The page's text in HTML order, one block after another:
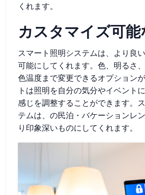
くれます。
カスタマイズ可
スマート照明システムは、より良
可能にしてくれます。色、明るさ
色温度まで変更できるオプション
トは照明を自分の気分やイベント
感じを調整することができます。
テムは、の民泊・バケーションレ
り印象深いものにしてくれます。